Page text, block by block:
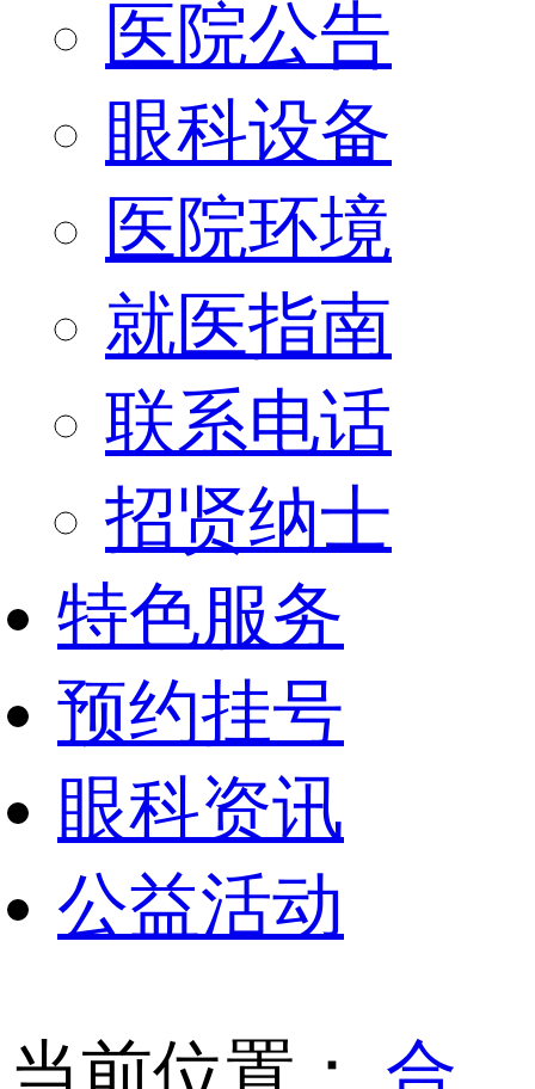
医院公告
眼科设备
医院环境
就医指南
联系电话
招贤纳士
特色服务
预约挂号
眼科资讯
公益活动